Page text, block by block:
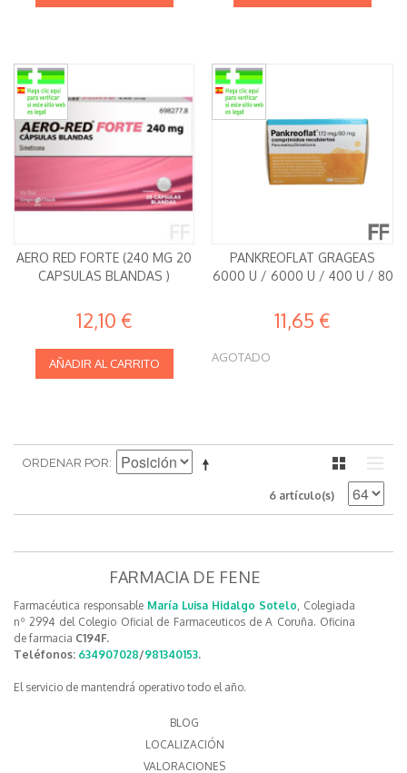
AERO RED FORTE (240 MG 20
CAPSULAS BLANDAS )
12,10 €
AÑADIR AL CARRITO
PANKREOFLAT GRAGEAS
6000 U / 6000 U / 400 U / 80
11,65 €
AGOTADO
ORDENAR POR
6 artículo(s)
FARMACIA DE FENE
Farmacéutica responsable María Luisa Hidalgo Sotelo, Colegiada
nº 2994 del Colegio Oficial de Farmaceuticos de A Coruña. Oficina
de farmacia C194F.
Teléfonos: 634907028/981340153.
El servicio de mantendrá operativo todo el año.
BLOG
LOCALIZACIÓN
VALORACIONES